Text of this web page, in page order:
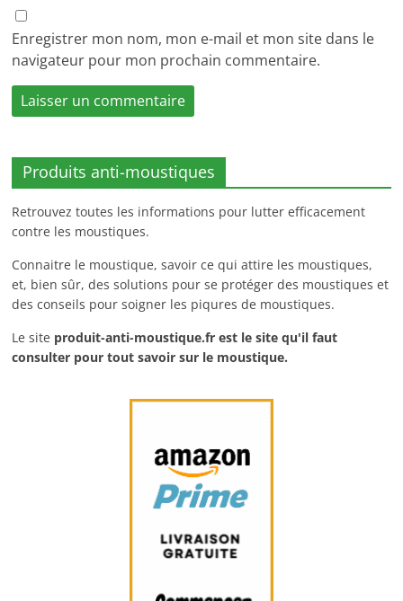
Enregistrer mon nom, mon e-mail et mon site dans le
navigateur pour mon prochain commentaire.
Produits anti-moustiques
Retrouvez toutes les informations pour lutter efficacement
contre les moustiques.
Connaitre le moustique, savoir ce qui attire les moustiques,
et, bien sûr, des solutions pour se protéger des moustiques et
des conseils pour soigner les piqures de moustiques.
Le site produit-anti-moustique.fr est le site qu'il faut
consulter pour tout savoir sur le moustique.